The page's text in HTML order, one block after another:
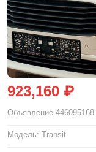
923,160 ₽
Объявление 446095168
Модель: Transit